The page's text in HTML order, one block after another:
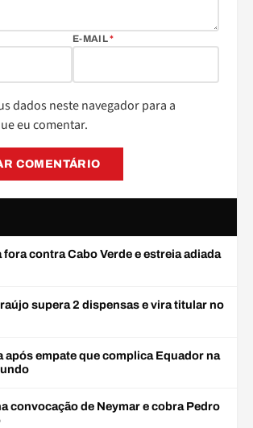
E-MAIL*
dados neste navegador para a
eu comentar.
contra Cabo Verde e estreia adiada
supera 2 dispensas e vira titular no
após empate que complica Equador na
convocação de Neymar e cobra Pedro